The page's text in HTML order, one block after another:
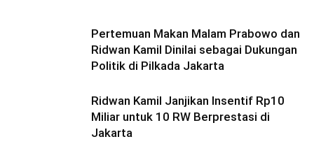
Pertemuan Makan Malam Prabowo dan
Ridwan Kamil Dinilai sebagai Dukungan
Politik di Pilkada Jakarta
Ridwan Kamil Janjikan Insentif Rp10
Miliar untuk 10 RW Berprestasi di
Jakarta